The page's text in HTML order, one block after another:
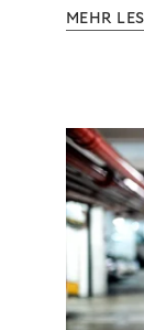
sich. Doch was genau können Sie tun, um
MEHR